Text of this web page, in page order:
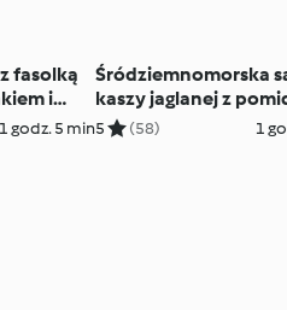
fasolką
i
1 godz. 5 min
Śródziemnomorska
kaszy jaglanej z
oliwkami
5 (58) 1